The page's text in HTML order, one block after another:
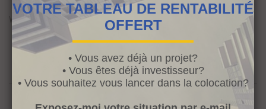
What's on your mind?
VOTRE TABLEAU DE RENTABILITÉ
OFFERT
• Vous avez déjà un projet?
• Vous êtes déjà investisseur?
• Vous souhaitez vous lancer dans la colocation?